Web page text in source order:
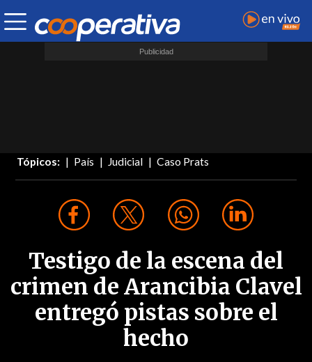
Tópicos: País Judicial Caso Prats
Testigo de la escena del
crimen de Arancibia Clavel
entregó pistas sobre el
hecho